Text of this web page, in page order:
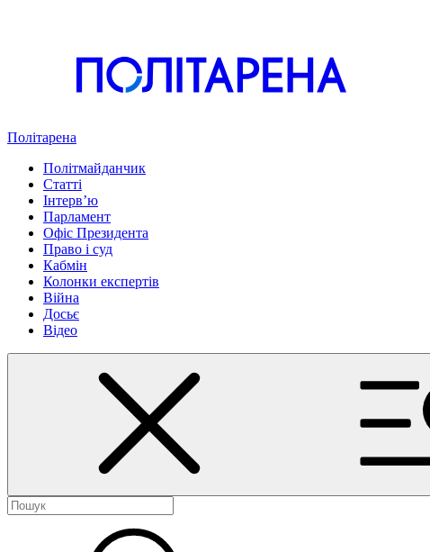
Політарена
Політмайданчик
Статті
Інтервʼю
Парламент
Офіс Президента
Право і суд
Кабмін
Колонки експертів
Війна
Досьє
Відео